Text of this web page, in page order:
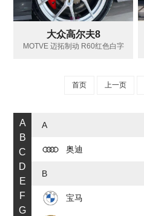
大众高尔夫8
MOTVE 迈拓制动 R60红色白字
首页 上一页
A
B
C
D
E
F
G
A
奥迪
B
宝马